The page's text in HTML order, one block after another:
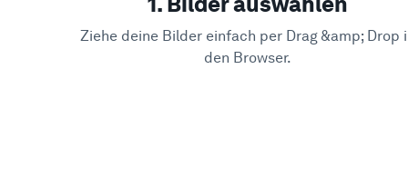
Ziehe deine Bilder einfach per Drag &amp; Drop
den Browser.